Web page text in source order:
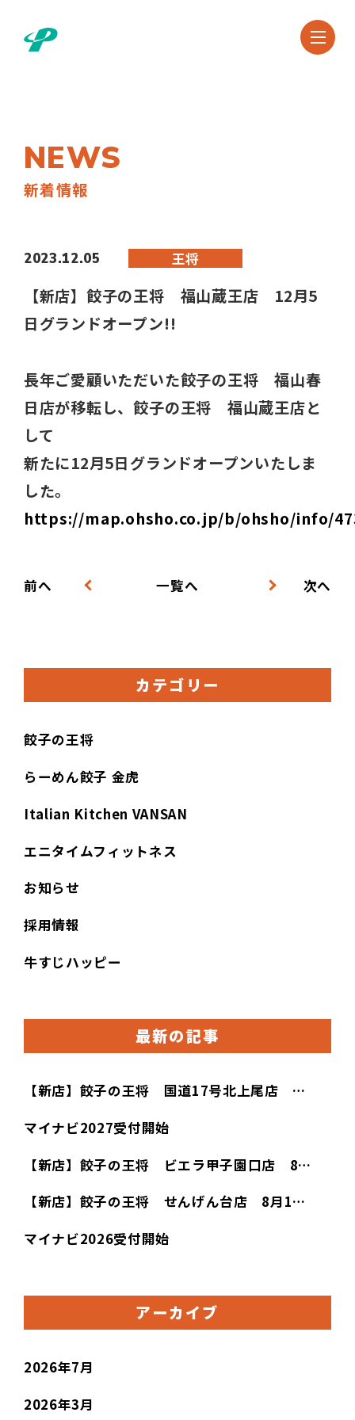
NEWS
新着情報
2023.12.05 王将
【新店】餃子の王将 福山蔵王店 12月5
日グランドオープン!!
長年ご愛顧いただいた餃子の王将 福山春
日店が移転し、餃子の王将 福山蔵王店と
して
新たに12月5日グランドオープンいたしま
した。
https://map.ohsho.co.jp/b/ohsho/info/
前へ 一覧へ 次へ
カテゴリー
餃子の王将
らーめん餃子 金虎
Italian Kitchen VANSAN
エニタイムフィットネス
お知らせ
採用情報
牛すじハッピー
最新の記事
【新店】餃子の王将 国道17号北上尾店 …
マイナビ2027受付開始
【新店】餃子の王将 ビエラ甲子園口店 8…
【新店】餃子の王将 せんげん台店 8月1…
マイナビ2026受付開始
アーカイブ
2026年7月
2026年3月